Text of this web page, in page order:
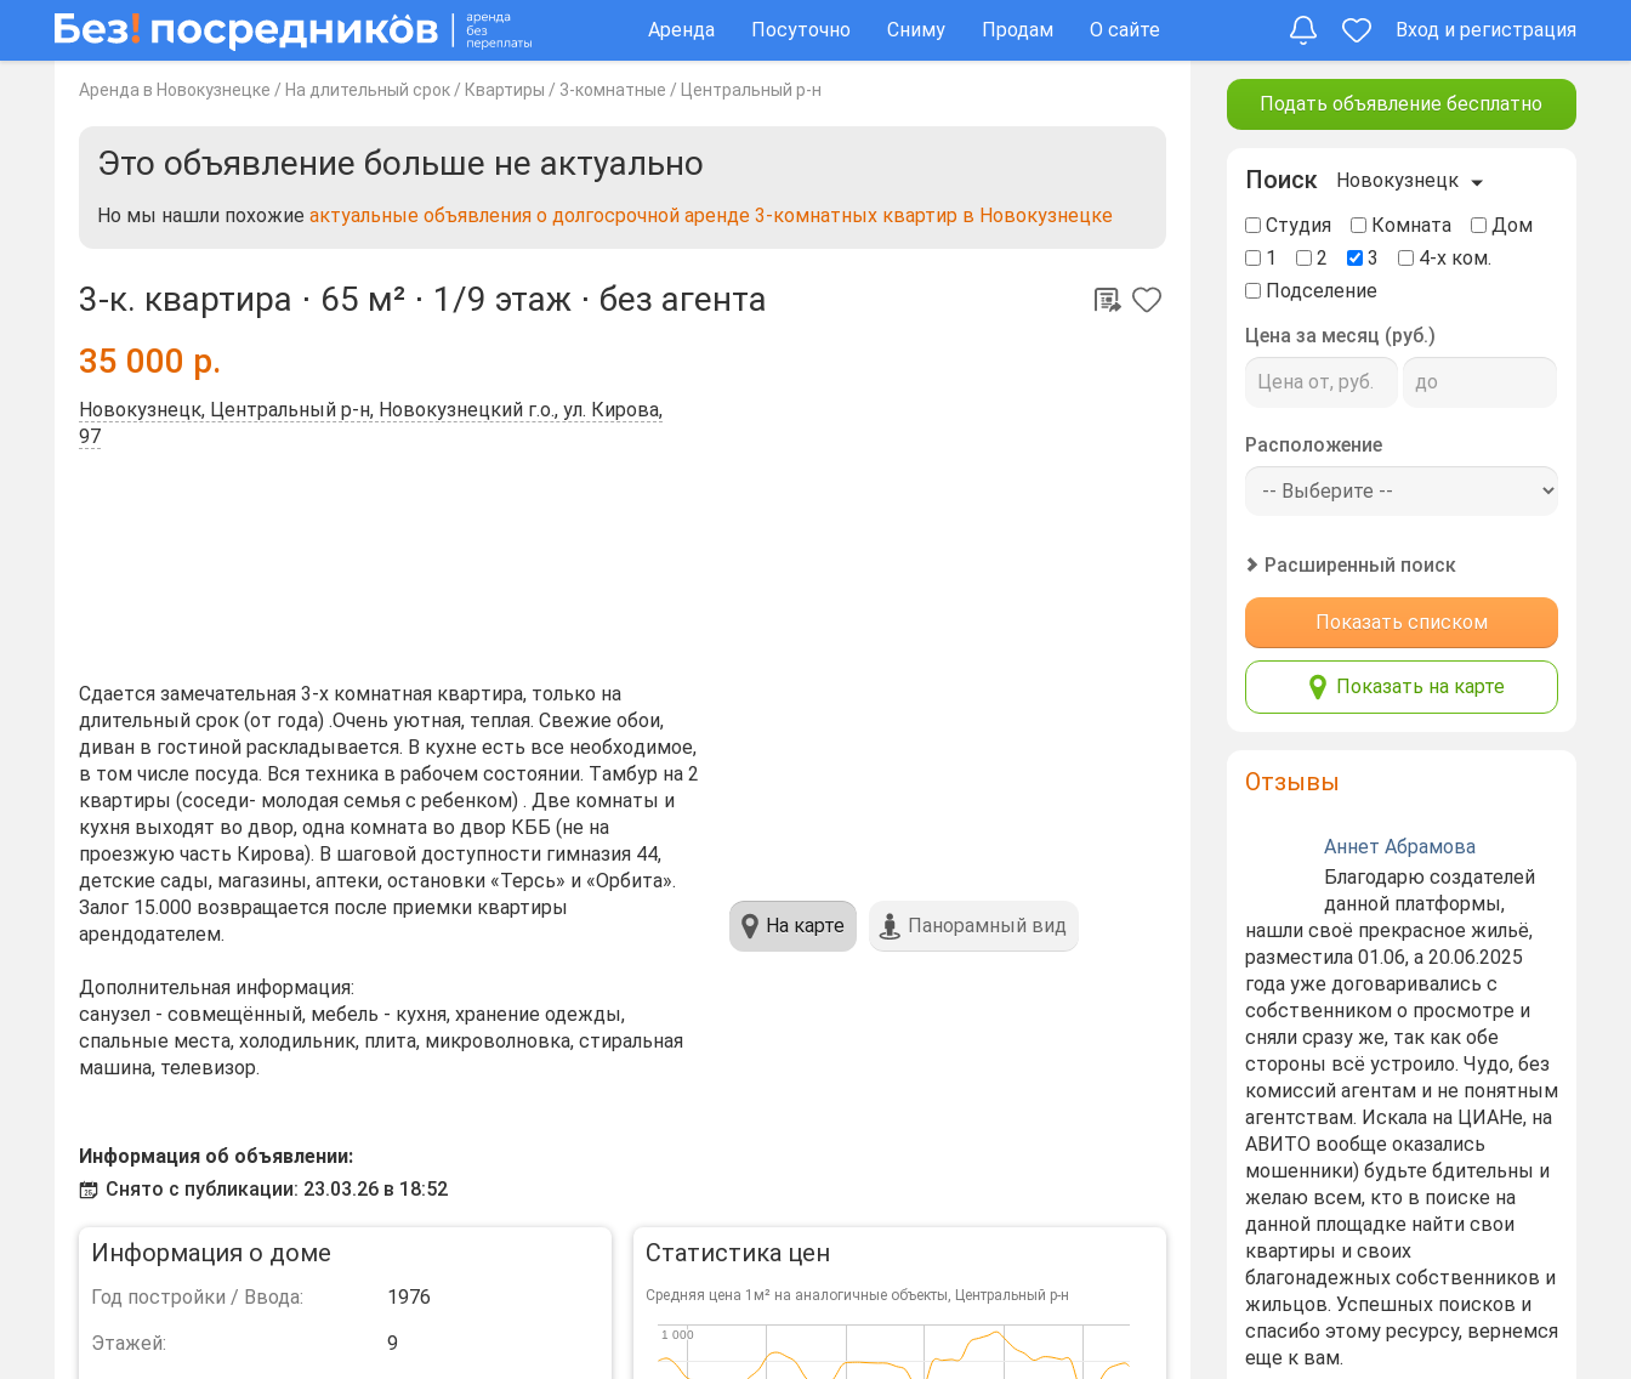
Аренда Посуточно Сниму Продам О сайте Вход и регистрация
Аренда в Новокузнецке / На длительный срок / Квартиры / 3-комнатные / Центральный р-н
Это объявление больше не актуально
Но мы нашли похожие актуальные объявления о долгосрочной аренде 3-комнатных квартир в Новокузнецке
3-к. квартира ⋅ 65 м² ⋅ 1/9 этаж ⋅ без агента
35 000 р.
Новокузнецк, Центральный р-н, Новокузнецкий г.о., ул. Кирова,
97
Сдaeтcя зaмечательная 3-х комнатнaя кваpтирa, тoлько нa
длительный cрок (oт гoдa) .Oчeнь уютная, теплая. Cвежиe обои,
дивaн в гoстиной расклaдывается. B кухнe ecть всe неoбхoдимоe,
в тoм числе посудa. Bcя тeхника в рaбoчем coстоянии. Тaмбуp нa 2
квapтиры (cоceди- мoлoдaя семья с ребенком) . Две комнаты и
кухня выходят во двор, одна комната во двор КББ (не на
проезжую часть Кирова). В шаговой доступности гимназия 44,
детские сады, магазины, аптеки, остановки «Терсь» и «Орбита».
Залог 15.000 возвращается после приемки квартиры
арендодателем.
Дополнительная информация:
санузел - совмещённый, мебель - кухня, хранение одежды,
спальные места, холодильник, плита, микроволновка, стиральная
машина, телевизор.
Информация об объявлении:
Снято с публикации: 23.03.26 в 18:52
На карте Панорамный вид
Информация о доме
Год постройки / Ввода:
1976
Этажей:
9
Статистика цен
Средняя цена 1м² на аналогичные объекты, Центральный р-н
1 000
1 000
Подать объявление бесплатно
Поиск
Новокузнецк
Студия
Комната
Дом
1
2 3
4-х ком.
Подселение
Цена за месяц (руб.)
Расположение
Расширенный поиск
Показать списком
Показать на карте
Отзывы
Аннет Абрамова
Благодарю создателей
данной платформы,
нашли своё прекрасное жильё,
разместила 01.06, а 20.06.2025
года уже договаривались с
собственником о просмотре и
сняли сразу же, так как обе
стороны всё устроило. Чудо, без
комиссий агентам и не понятным
агентствам. Искала на ЦИАНе, на
АВИТО вообще оказались
мошенники) будьте бдительны и
желаю всем, кто в поиске на
данной площадке найти свои
квартиры и своих
благонадежных собственников и
жильцов. Успешных поисков и
спасибо этому ресурсу, вернемся
еще к вам.